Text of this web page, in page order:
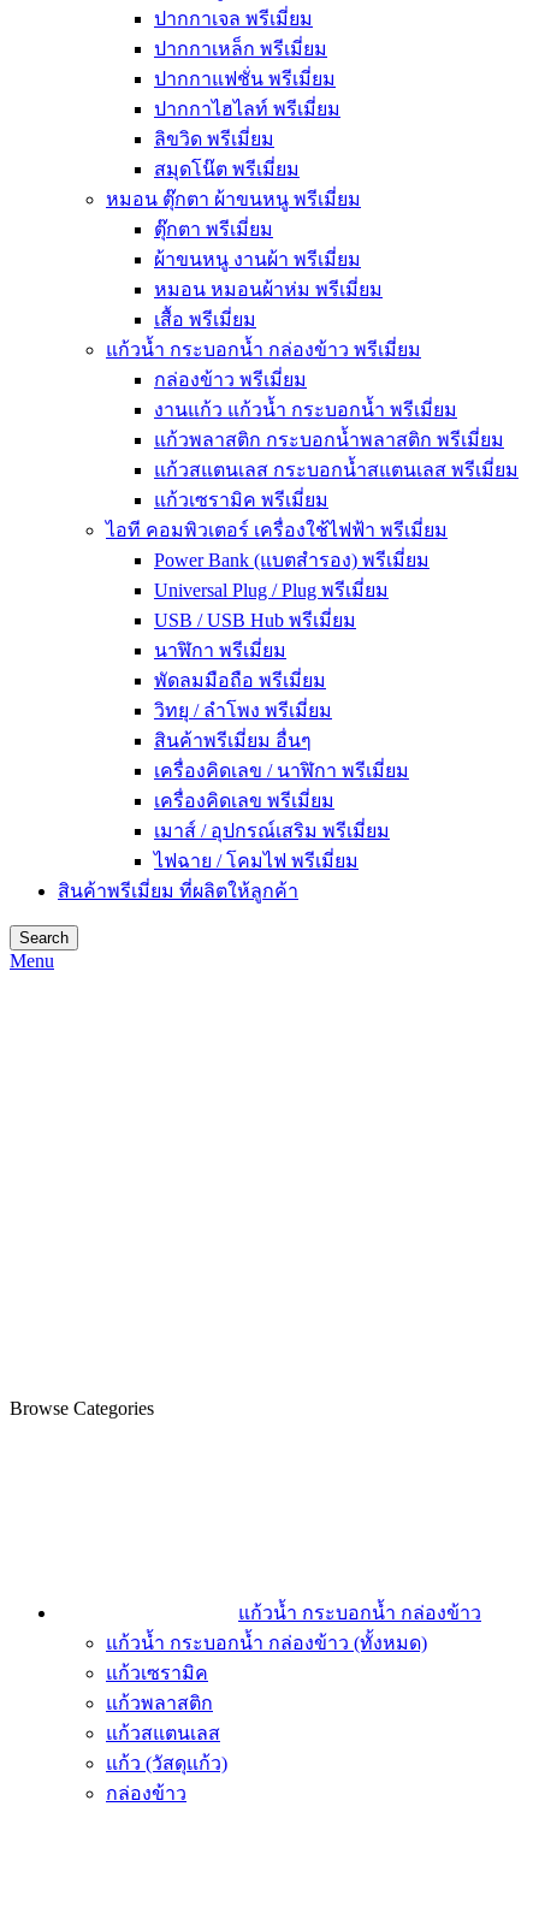
ปากกาเจล พรีเมี่ยม
ปากกาเหล็ก พรีเมี่ยม
ปากกาแฟชั่น พรีเมี่ยม
ปากกาไฮไลท์ พรีเมี่ยม
ลิขวิด พรีเมี่ยม
สมุดโน๊ต พรีเมี่ยม
หมอน ตุ๊กตา ผ้าขนหนู พรีเมี่ยม
ตุ๊กตา พรีเมี่ยม
ผ้าขนหนู งานผ้า พรีเมี่ยม
หมอน หมอนผ้าห่ม พรีเมี่ยม
เสื้อ พรีเมี่ยม
แก้วน้ำ กระบอกน้ำ กล่องข้าว พรีเมี่ยม
กล่องข้าว พรีเมี่ยม
งานแก้ว แก้วน้ำ กระบอกน้ำ พรีเมี่ยม
แก้วพลาสติก กระบอกน้ำพลาสติก พรีเมี่ยม
แก้วสแตนเลส กระบอกน้ำสแตนเลส พรีเมี่ยม
แก้วเซรามิค พรีเมี่ยม
ไอที คอมพิวเตอร์ เครื่องใช้ไฟฟ้า พรีเมี่ยม
Power Bank (แบตสำรอง) พรีเมี่ยม
Universal Plug / Plug พรีเมี่ยม
USB / USB Hub พรีเมี่ยม
นาฬิกา พรีเมี่ยม
พัดลมมือถือ พรีเมี่ยม
วิทยุ / ลำโพง พรีเมี่ยม
สินค้าพรีเมี่ยม อื่นๆ
เครื่องคิดเลข / นาฬิกา พรีเมี่ยม
เครื่องคิดเลข พรีเมี่ยม
เมาส์ / อุปกรณ์เสริม พรีเมี่ยม
ไฟฉาย / โคมไฟ พรีเมี่ยม
สินค้าพรีเมี่ยม ที่ผลิตให้ลูกค้า
Search
Menu
Browse Categories
แก้วน้ำ กระบอกน้ำ กล่องข้าว
แก้วน้ำ กระบอกน้ำ กล่องข้าว (ทั้งหมด)
แก้วเซรามิค
แก้วพลาสติก
แก้วสแตนเลส
แก้ว (วัสดุแก้ว)
กล่องข้าว